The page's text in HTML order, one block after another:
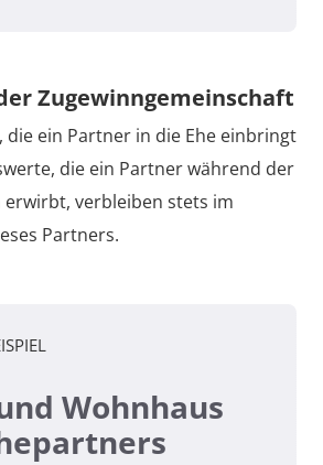
Zugewinngemeinschaft
die ein Partner in die Ehe einbringt
die ein Partner während der
erwirbt, verbleiben stets im
Partners.
Wohnhaus